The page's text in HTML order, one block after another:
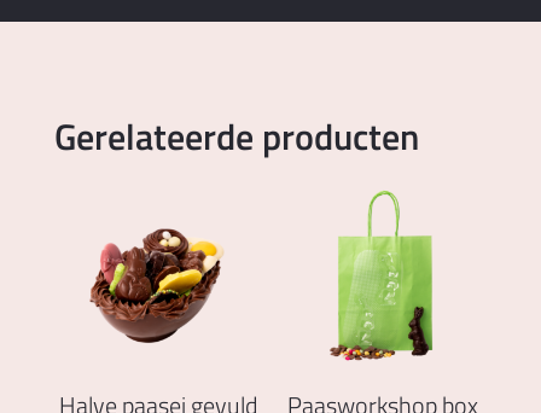
Gerelateerde producten